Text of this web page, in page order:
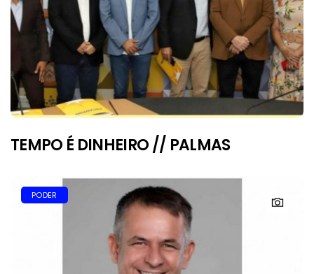
TEMPO É DINHEIRO // PALMAS
PODER